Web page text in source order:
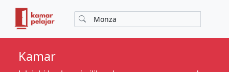
Kamar